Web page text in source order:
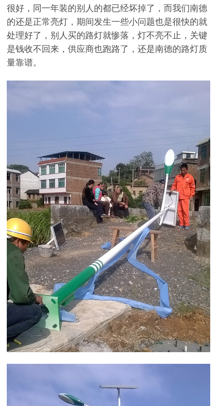
很好，同一年装的别人的都已经坏掉了，而我们南德
的还是正常亮灯，期间发生一些小问题也是很快的就
处理好了，别人买的路灯就惨落，灯不亮不止，关键
是钱收不回来，供应商也跑路了，还是南德的路灯质
量靠谱。